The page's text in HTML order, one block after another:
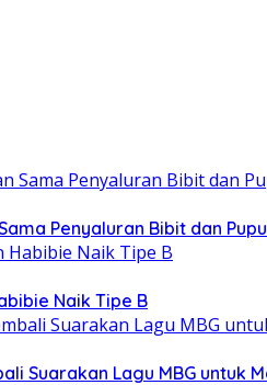
Penyaluran Bibit dan
Naik Tipe B
Suarakan Lagu MBG untuk